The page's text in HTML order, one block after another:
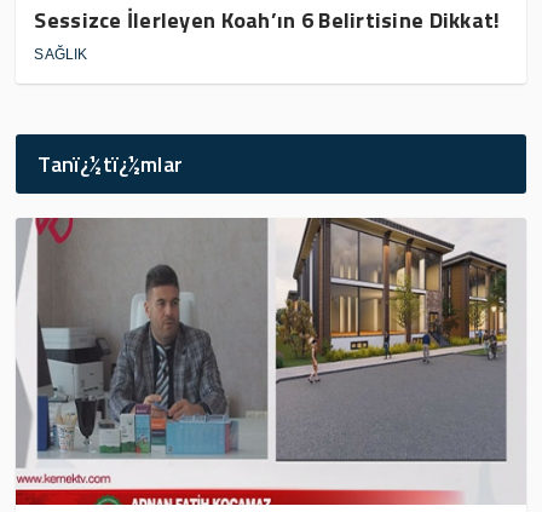
Sessizce İlerleyen Koah’ın 6 Belirtisine Dikkat!
SAĞLIK
Tanï¿½tï¿½mlar